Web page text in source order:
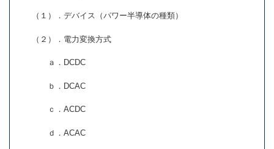
（１）．デバイス（パワー半導体の種類）
（２）．電力変換方式
ａ．DCDC
ｂ．DCAC
ｃ．ACDC
ｄ．ACAC